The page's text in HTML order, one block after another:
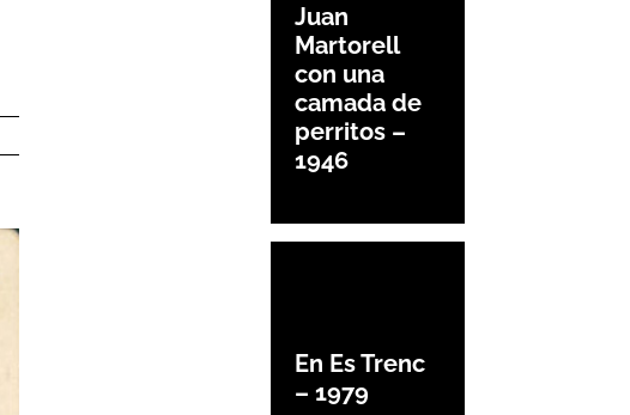
Juan
Martorell
con una
camada de
perritos –
1946
En Es Trenc
– 1979